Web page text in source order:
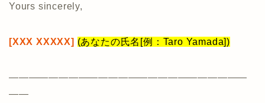
Yours sincerely,
[XXX XXXXX] (あなたの氏名[例：Taro Yamada])
————————————————————————
——